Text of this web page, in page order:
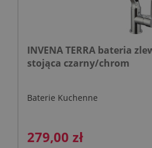
INVENA TERRA bateria
stojąca czarny/chrom
Baterie Kuchenne
279,00 zł